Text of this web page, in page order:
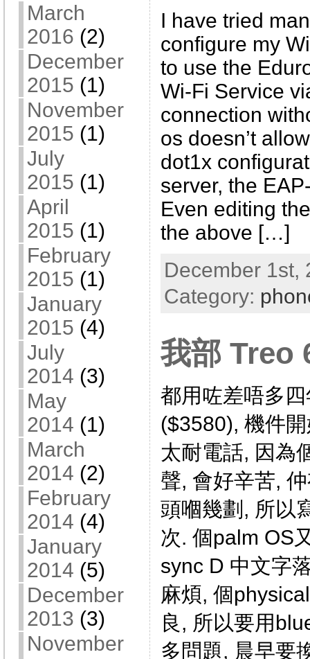
March
2016 (2)
December
2015 (1)
November
2015 (1)
July
2015 (1)
April
2015 (1)
February
2015 (1)
January
2015 (4)
July
2014 (3)
May
2014 (1)
March
2014 (2)
February
2014 (4)
January
2014 (5)
December
2013 (3)
November
I have tried
configure my
to use the
Wi-Fi Service
connection
os doesn’t
dot1x
server, the
Even editing
the above […]
December 1st,
Category:
我部 Treo
都用咗差唔多
($3580), 機件
太耐電話, 因為
聲, 會好辛苦,
頭嗰幾劃, 所以
次. 個palm OS
sync D 中文字
麻煩, 個
良, 所以要用
多問題, 晨早要